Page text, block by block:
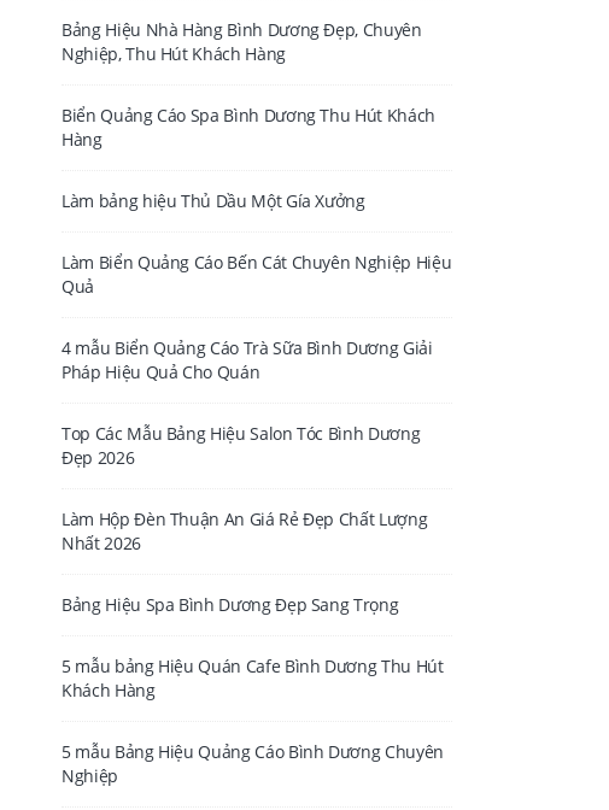
Bảng Hiệu Nhà Hàng Bình Dương Đẹp, Chuyên
Nghiệp, Thu Hút Khách Hàng
Biển Quảng Cáo Spa Bình Dương Thu Hút Khách
Hàng
Làm bảng hiệu Thủ Dầu Một Gía Xưởng
Làm Biển Quảng Cáo Bến Cát Chuyên Nghiệp Hiệu
Quả
4 mẫu Biển Quảng Cáo Trà Sữa Bình Dương Giải
Pháp Hiệu Quả Cho Quán
Top Các Mẫu Bảng Hiệu Salon Tóc Bình Dương
Đẹp 2026
Làm Hộp Đèn Thuận An Giá Rẻ Đẹp Chất Lượng
Nhất 2026
Bảng Hiệu Spa Bình Dương Đẹp Sang Trọng
5 mẫu bảng Hiệu Quán Cafe Bình Dương Thu Hút
Khách Hàng
5 mẫu Bảng Hiệu Quảng Cáo Bình Dương Chuyên
Nghiệp